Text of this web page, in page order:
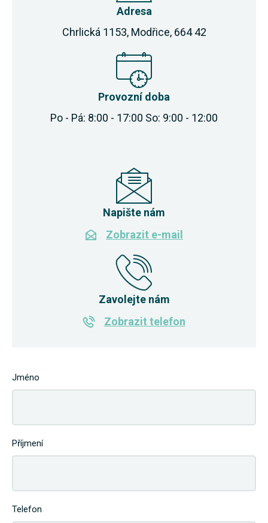
Adresa
Chrlická 1153, Modřice, 664 42
Provozní doba
Po - Pá: 8:00 - 17:00 So: 9:00 - 12:00
Napište nám
Zobrazit e-mail
Zavolejte nám
Zobrazit telefon
Jméno
Příjmení
Telefon